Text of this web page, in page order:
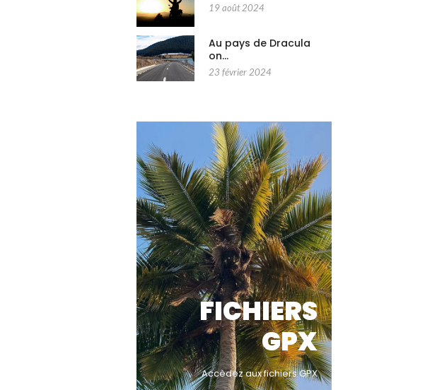
19 août 2024
Au pays de Dracula
on…
23 février 2024
FICHIERS
GPX
Accèdez aux fichiers GPX